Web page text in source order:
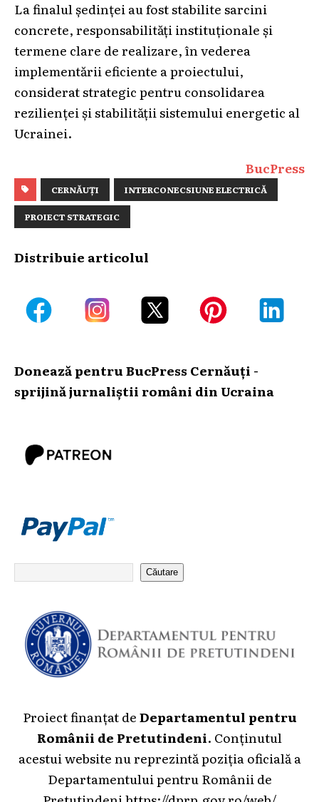
La finalul ședinței au fost stabilite sarcini
concrete, responsabilități instituționale și
termene clare de realizare, în vederea
implementării eficiente a proiectului,
considerat strategic pentru consolidarea
rezilienței și stabilității sistemului energetic al
Ucrainei.
BucPress
CERNĂUȚI INTERCONECSIUNE ELECTRICĂ
PROIECT STRATEGIC
Distribuie articolul
Donează pentru BucPress Cernăuți -
sprijină jurnaliștii români din Ucraina
Căutare
Proiect finanțat deDepartamentul pentru
Românii de Pretutindeni. Conținutul
acestui website nu reprezintă poziția oficială a
Departamentului pentru Românii de